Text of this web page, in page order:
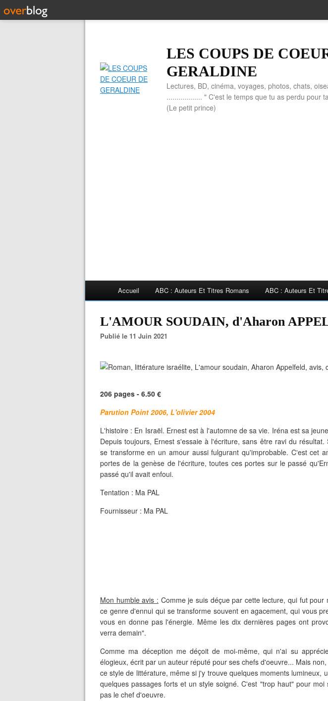
LES COUPS DE
GERALDINE
Lectures, BD, cinéma, voyages, photos, chats,
.................. " C'est le temps que tu as perdu pour
(Le petit prince)
Accueil ABC : Auteurs Et Titres Romans ABC : Auteurs Et
L'AMOUR SOUDAIN, d'Aharon
Publié le 11 Juin 2021
206 pages - 6.50 €
Parution Point 2006, L'olivier 2004
L'histoire : En Israël. Ernest est à l'automne de sa vie. Iréna est sa
Depuis toujours, Ernest s'essaie à l'écriture, sans être ravi du
se transforme en un amour aussi fulgurant qu'improbable. C'est cet
portes de la genèse de l'écriture, toutes ces portes sur le passé
passé qu'il avait enfoui.
Tentation : Ma PAL
Fournisseur : Ma PAL
Mon humble avis : Comme je suis déçue par cette lecture, qui fut pour
ce genre d'ennui qui se transforme souvent en agacement, qui vous
vous en donne pas l'énergie. Même les dix dernières pages ont
verra demain".
Comme ma déception me déçoit de moi-même, qui n'ai su
élogieux, écrit par un auteur réputé pour ses chefs d'oeuvre... Mais
ce style de littérature, même si j'y trouve quelques moments lumineux,
quelques passages forts et un style soigné. C'est "trop haut" pour
pas le chef d'oeuvre.